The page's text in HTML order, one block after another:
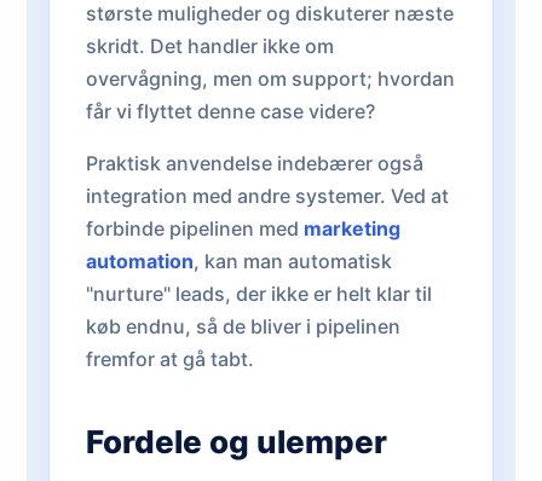
største muligheder og diskuterer næste
skridt. Det handler ikke om
overvågning, men om support; hvordan
får vi flyttet denne case videre?
Praktisk anvendelse indebærer også
integration med andre systemer. Ved at
forbinde pipelinen med marketing
automation, kan man automatisk
"nurture" leads, der ikke er helt klar til
køb endnu, så de bliver i pipelinen
fremfor at gå tabt.
Fordele og ulemper